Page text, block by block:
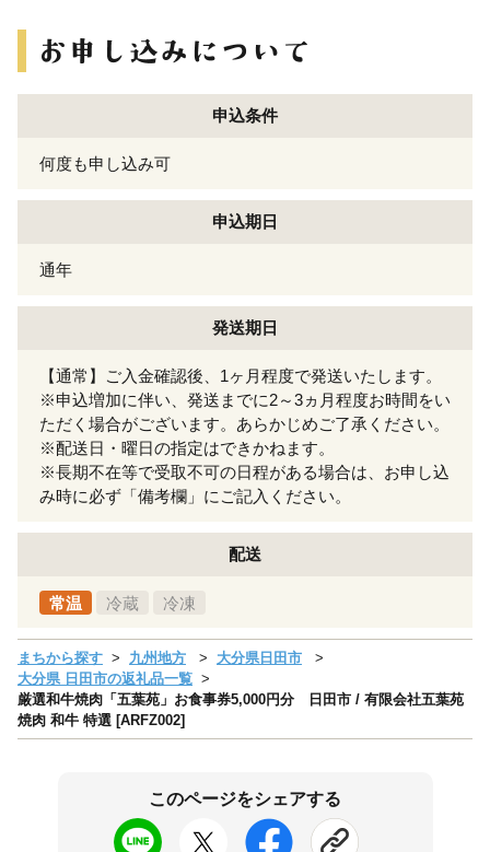
申込条件
何度も申し込み可
申込期日
通年
発送期日
【通常】ご入金確認後、1ヶ月程度で発送いたします。
※申込増加に伴い、発送までに2～3ヵ月程度お時間をい
ただく場合がございます。あらかじめご了承ください。
※配送日・曜日の指定はできかねます。
※長期不在等で受取不可の日程がある場合は、お申し込
み時に必ず「備考欄」にご記入ください。
配送
常温 冷蔵 冷凍
まちから探す 九州地方
大分県日田市
大分県 日田市の返礼品一覧
厳選和牛焼肉「五葉苑」お食事券5,000円分 日田市 / 有限会社五葉苑
焼肉 和牛 特選 [ARFZ002]
このページをシェアする